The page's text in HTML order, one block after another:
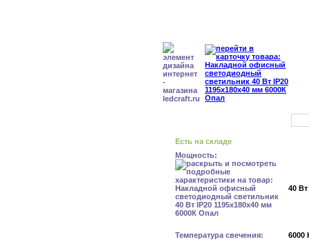
Есть на складе
Мощность:
40 Вт
Температура свечения: 6000